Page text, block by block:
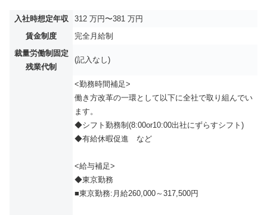
入社時想定年収
312 万円〜381 万円
賃金制度
完全月給制
裁量労働制固定
残業代制
(記入なし)
<勤務時間補足>
働き方改革の一環として以下に全社で取り組んでい
ます。
◆シフト勤務制(8:00or10:00出社にずらすシフト)
◆有給休暇促進 など
<給与補足>
◆東京勤務
■東京勤務:月給260,000～317,500円